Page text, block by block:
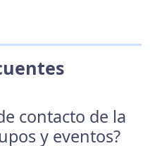
contacto de la
y eventos?